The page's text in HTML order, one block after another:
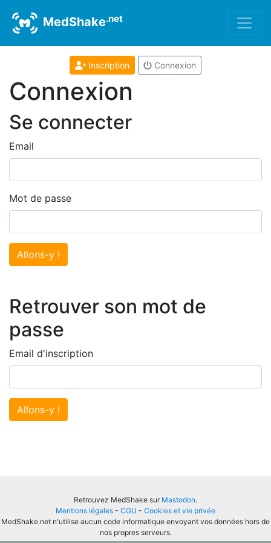
MedShake.net
Inscription Connexion
Connexion
Se connecter
Email
Mot de passe
Allons-y !
Retrouver son mot de
passe
Email d'inscription
Allons-y !
Retrouvez MedShake sur Mastodon.
Mentions légales - CGU - Cookies et vie privée
MedShake.net n'utilise aucun code informatique envoyant vos données hors de
nos propres serveurs.